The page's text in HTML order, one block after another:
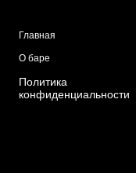
Главная
О баре
Политика
конфиденциальности